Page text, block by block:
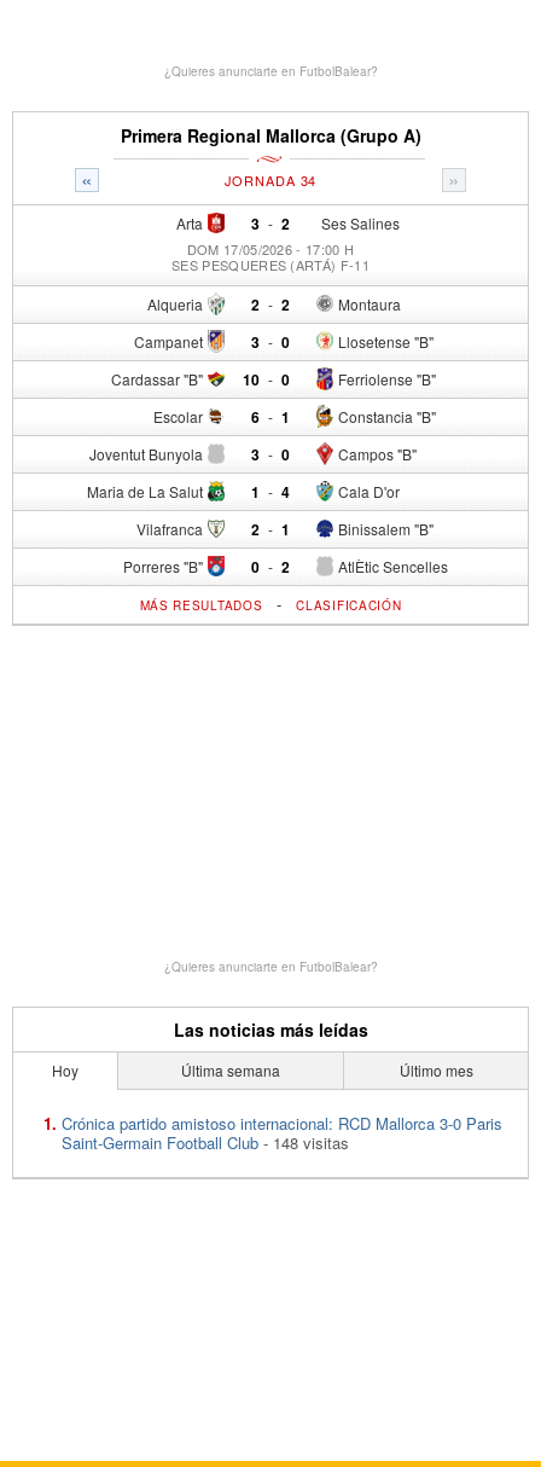
¿Quieres anunciarte en FutbolBalear?
Primera Regional Mallorca (Grupo A)
« »
JORNADA 34
Arta 3 - Ses Salines
2
DOM 17/05/2026 - 17:00 H
SES PESQUERES (ARTÁ) F-11
Alqueria 2 - Montaura
2
Campanet 3 - Llosetense "B"
0
Cardassar "B" 10 - Ferriolense "B"
0
Escolar 6 - Constancia "B"
1
Joventut Bunyola 3 - Campos "B"
0
Maria de La Salut 1 - Cala D'or
4
Vilafranca 2 - Binissalem "B"
1
Porreres "B" 0 - AtlÈtic Sencelles
2
MÁS RESULTADOS -CLASIFICACIÓN
¿Quieres anunciarte en FutbolBalear?
Las noticias más leídas
Hoy Última semana Último mes
Crónica partido amistoso internacional: RCD Mallorca 3-0 Paris
Saint-Germain Football Club - 148 visitas